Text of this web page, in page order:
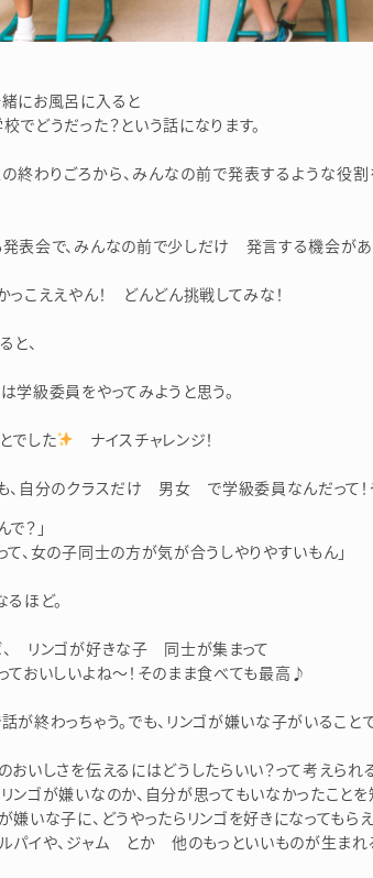
にお風呂に入ると
でどうだった？という話になります。
終わりごろから、みんなの前で発表するような役
表会で、みんなの前で少しだけ 発言する機会があ
っこええやん！ どんどん挑戦してみな！
と、
学級委員をやってみようと思う。
でした ナイスチャレンジ！
、自分のクラスだけ 男女 で学級委員なんだって！
で？」
て、女の子同士の方が気が合うしやりやすいもん」
るほど。
リンゴが好きな子 同士が集まって
ておいしいよね～！そのまま食べても最高♪
が終わっちゃう。でも、リンゴが嫌いな子がいること
おいしさを伝えるにはどうしたらいい？って考えられ
ンゴが嫌いなのか、自分が思ってもいなかったことを
嫌いな子に、どうやったらリンゴを好きになってもら
パイや、ジャム とか 他のもっといいものが生まれ